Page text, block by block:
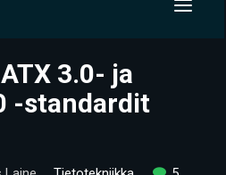
3.0- ja
-standardit